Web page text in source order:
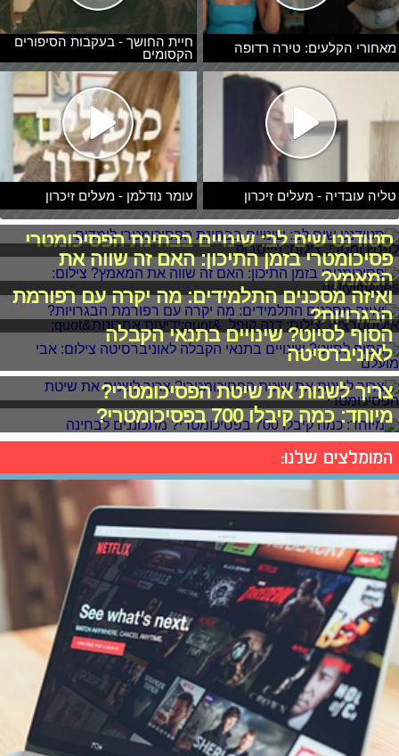
מאחורי הקלעים: טירה רדופה
חיית החושך - בעקבות הסיפורים
הקסומים
טליה עובדיה - מעלים זיכרון עומר נודלמן - מעלים זיכרון
סטודנט שים לב: שינויים בבחינת הפסיכומטרי
פסיכומטרי בזמן התיכון: האם זה שווה את
המאמץ?
ואיזה מסכנים התלמידים: מה יקרה עם רפורמת
הבגרויות?
הסוף לסיוט? שינויים בתנאי הקבלה
לאוניברסיטה
צריך לשנות את שיטת הפסיכומטרי?
מיוחד: כמה קיבלו 700 בפסיכומטרי?
המומלצים שלנו: